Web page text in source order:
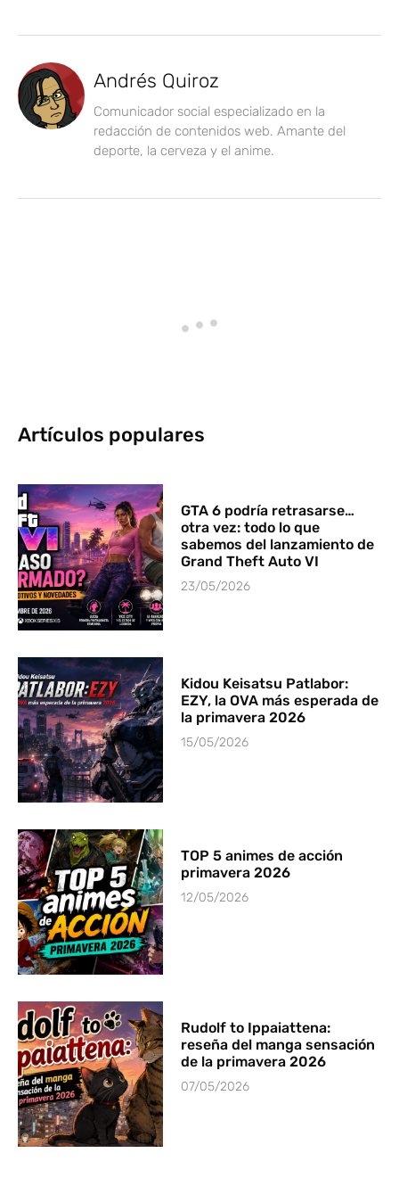
Andrés Quiroz
Comunicador social especializado en la
redacción de contenidos web. Amante del
deporte, la cerveza y el anime.
Artículos populares
GTA 6 podría retrasarse…
otra vez: todo lo que
sabemos del lanzamiento de
Grand Theft Auto VI
23/05/2026
Kidou Keisatsu Patlabor:
EZY, la OVA más esperada de
la primavera 2026
15/05/2026
TOP 5 animes de acción
primavera 2026
12/05/2026
Rudolf to Ippaiattena:
reseña del manga sensación
de la primavera 2026
07/05/2026